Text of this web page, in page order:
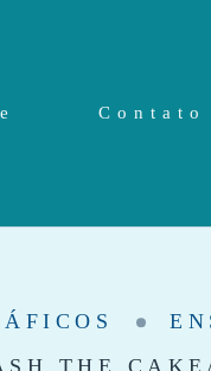
Contato
THE